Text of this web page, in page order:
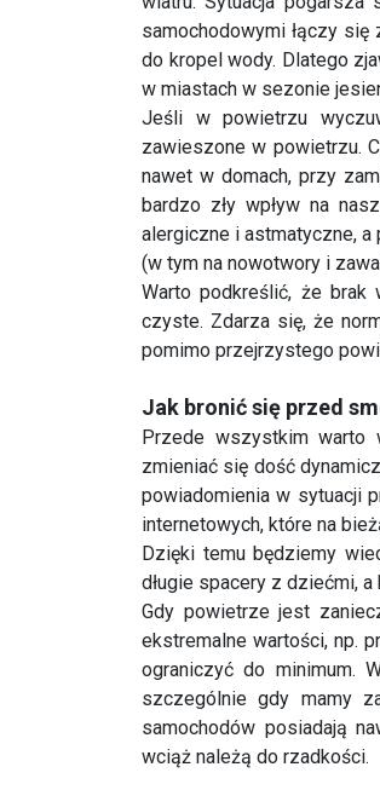
Jeśli w powietrzu
zawieszone w powietrzu.
nawet w domach, przy
bardzo zły wpływ na
alergiczne i astmatyczne, a
(w tym na nowotwory i
Warto podkreślić, że
czyste. Zdarza się, że
pomimo przejrzystego
Jak bronić się przed
Przede wszystkim warto
zmieniać się dość
internetowych, które na
Dzięki temu będziemy
długie spacery z dziećmi,
Gdy powietrze jest
ekstremalne wartości, np.
ograniczyć do minimum.
szczególnie gdy mamy
samochodów posiadają
wciąż należą do rzadkości.
Zanieczyszczenia w
Może się wydawać, że
pewnego stopnia jest to